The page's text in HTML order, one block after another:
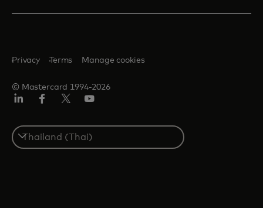
© Mastercard 1994-2026
Privacy Terms Manage cookies
Select
a
country
เตอร์/
เอ็กซ์